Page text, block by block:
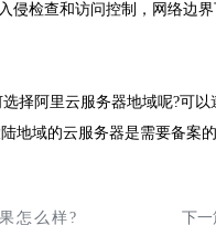
检查和访问控制，网络边
择阿里云服务器地域呢?可
地域的云服务器是需要备案
怎么样? 下一